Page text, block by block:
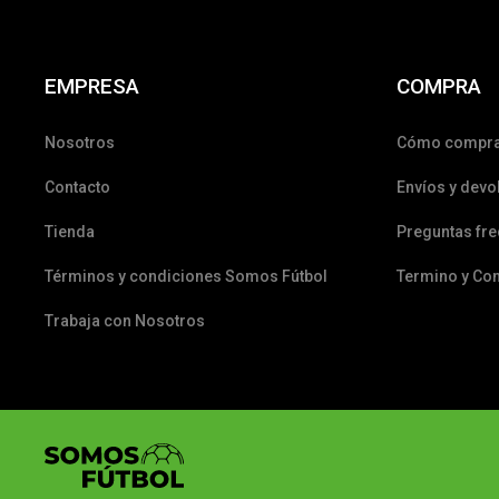
EMPRESA
Nosotros
Contacto
Tienda
Términos y condiciones Somos Fútbol
Trabaja con Nosotros
COMPRA
Cómo
Envíos y
Preguntas
Termino y